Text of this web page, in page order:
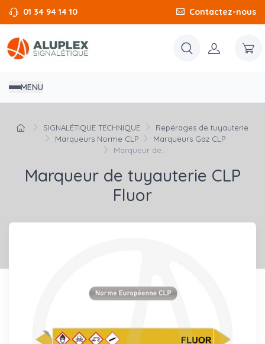
01 34 94 14 10 Contactez-nous
MENU
SIGNALÉTIQUE TECHNIQUE
Repérages de tuyauterie
Marqueurs Norme CLP
Marqueurs Gaz CLP
Marqueur de...
Marqueur de tuyauterie CLP
Fluor